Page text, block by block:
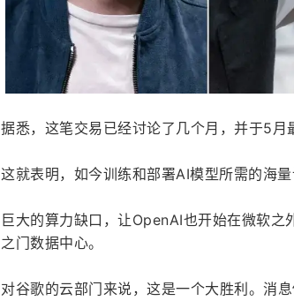
据悉，这笔交易已经讨论了几个月，并于5月
这就表明，如今训练和部署AI模型所需的海
巨大的算力缺口，让OpenAI也开始在微软
之门数据中心。
对谷歌的云部门来说，这是一个大胜利。消